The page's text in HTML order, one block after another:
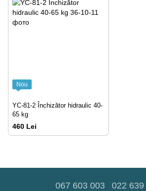
Nou
YC-81-2 Închizător hidraulic 40-
65 kg
460 Lei
067 603 003 022 639